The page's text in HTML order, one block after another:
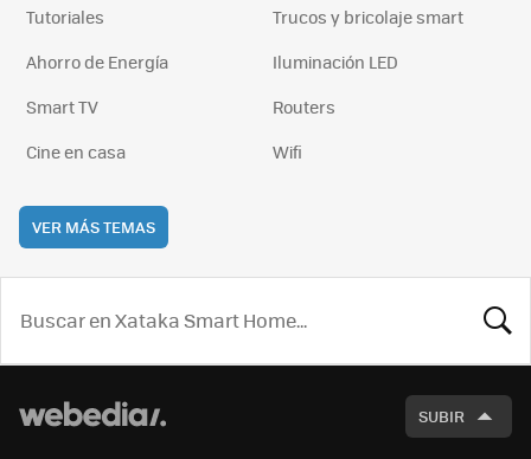
Tutoriales
Trucos y bricolaje smart
Ahorro de Energía
Iluminación LED
Smart TV
Routers
Cine en casa
Wifi
VER MÁS TEMAS
SUBIR